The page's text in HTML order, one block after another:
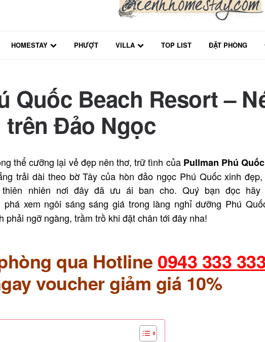
HOMESTAY PHƯỢT VILLA TOP LIST ĐẶT PHÒNG
Quốc Beach Resort –
Đảo Ngọc
thể cưỡng lại vẻ đẹp nên thơ, trữ tình của Pullman Phú Quốc
trải dài theo bờ Tây của hòn đảo ngọc Phú Quốc xinh đẹp,
nhiên nơi đây đã ưu ái ban cho. Quý bạn đọc hãy
phá xem ngôi sáng sáng giá trong làng nghỉ dưỡng Phú
phải ngỡ ngàng, trầm trồ khi đặt chân tới đây nha!
qua Hotline 0943 333
voucher giảm giá 10%